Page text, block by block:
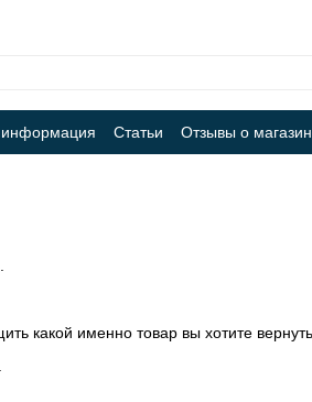
информация Статьи Отзывы о
какой именно товар вы хотите вернуть